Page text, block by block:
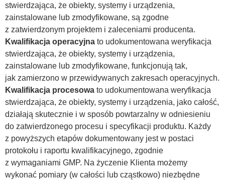
stwierdzająca, że obiekty, systemy i urządzenia,
zainstalowane lub zmodyfikowane, są zgodne
z zatwierdzonym projektem i zaleceniami producenta.
Kwalifikacja operacyjna to udokumentowana weryfikacja
stwierdzająca, że obiekty, systemy i urządzenia,
zainstalowane lub zmodyfikowane, funkcjonują tak,
jak zamierzono w przewidywanych zakresach operacyjnych.
Kwalifikacja procesowa to udokumentowana weryfikacja
stwierdzająca, że obiekty, systemy i urządzenia, jako całość,
działają skutecznie i w sposób powtarzalny w odniesieniu
do zatwierdzonego procesu i specyfikacji produktu. Każdy
z powyższych etapów dokumentowany jest w postaci
protokołu i raportu kwalifikacyjnego, zgodnie
z wymaganiami GMP. Na życzenie Klienta możemy
wykonać pomiary (w całości lub cząstkowo) niezbędne